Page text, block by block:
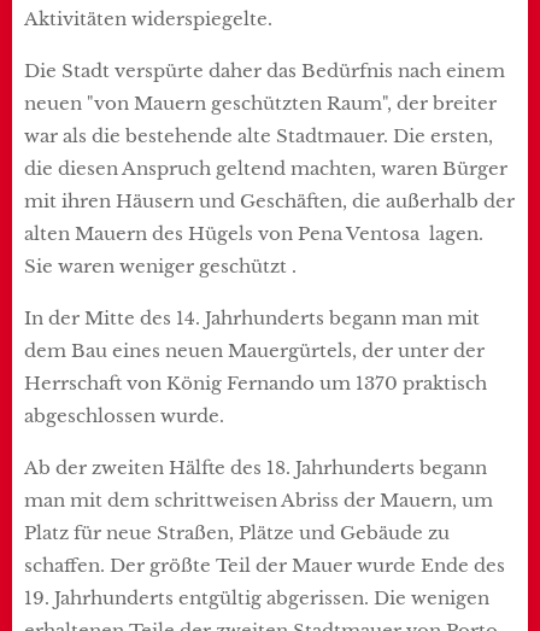
Aktivitäten widerspiegelte.
Die Stadt verspürte daher das Bedürfnis nach einem
neuen "von Mauern geschützten Raum", der breiter
war als die bestehende alte Stadtmauer. Die ersten,
die diesen Anspruch geltend machten, waren Bürger
mit ihren Häusern und Geschäften, die außerhalb der
alten Mauern des Hügels von Pena Ventosa lagen.
Sie waren weniger geschützt .
In der Mitte des 14. Jahrhunderts begann man mit
dem Bau eines neuen Mauergürtels, der unter der
Herrschaft von König Fernando um 1370 praktisch
abgeschlossen wurde.
Ab der zweiten Hälfte des 18. Jahrhunderts begann
man mit dem schrittweisen Abriss der Mauern, um
Platz für neue Straßen, Plätze und Gebäude zu
schaffen. Der größte Teil der Mauer wurde Ende des
19. Jahrhunderts entgültig abgerissen. Die wenigen